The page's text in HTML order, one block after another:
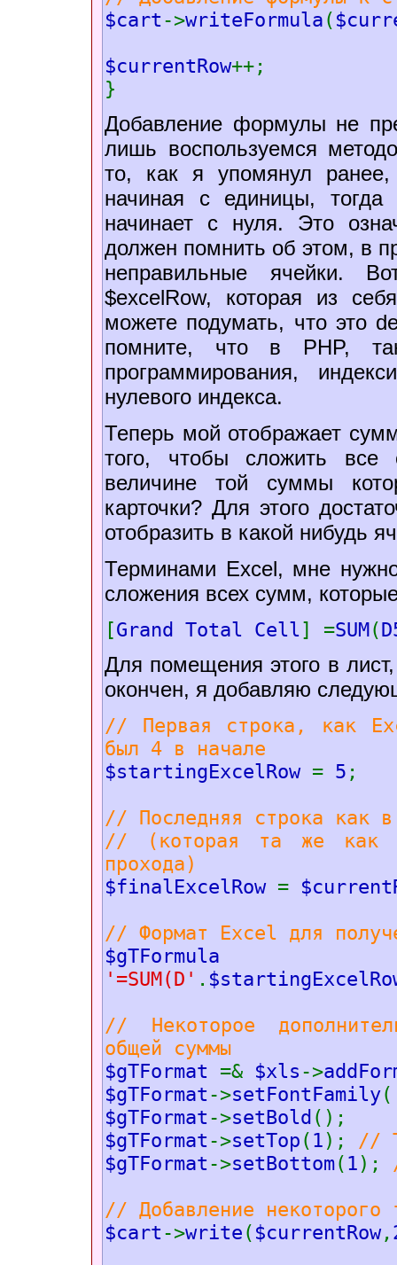
$cart->writeFormula(
$currentRow++;
}
Добавление формулы не
лишь воспользуемся
то, как я упомянул ранее,
начиная с единицы, тогда
начинает с нуля. Это
должен помнить об этом, в
неправильные ячейки.
$excelRow, которая из
можете подумать, что это
помните, что в PHP,
программирования,
нулевого индекса.
Теперь мой отображает
того, чтобы сложить
величине той суммы
карточки? Для этого
отобразить в какой нибудь
Терминами Excel, мне
сложения всех сумм,
[Grand Total Cell] =SUM(
Для помещения этого в
окончен, я добавляю
// Первая строка, как
был 4 в начале
$startingExcelRow = 5 ;
// Последняя строка как
// (которая та же как
прохода)
$finalExcelRow =
// Формат Excel для
'=SUM(D' .
// Некоторое
общей суммы
$gTFormat =& $xls->
$gTFormat->setFontFamily(
$gTFormat->setBold();
$gTFormat->setTop(1); //
$gTFormat->setBottom(1);
// Добавление некоторого
$cart->write($currentRow,